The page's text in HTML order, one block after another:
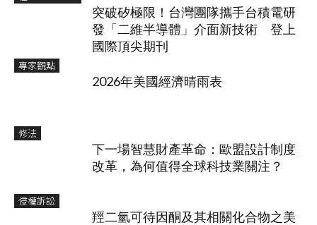
突破矽極限！台灣團隊攜手台積電研
發「二維半導體」介面新技術 登上
國際頂尖期刊
專家觀點
2026年美國經濟晴雨表
修法
下一場智慧財產革命：歐盟設計制度
改革，為何值得全球科技業關注？
侵權訴訟
羥二氫可待因酮及其相關化合物之美